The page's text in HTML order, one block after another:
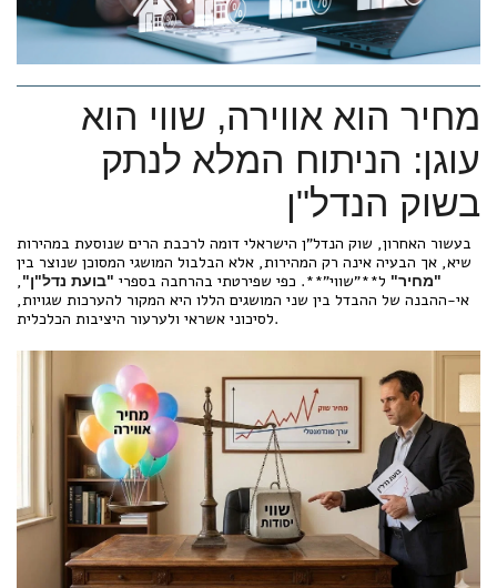
מחיר הוא אווירה, שווי הוא
עוגן: הניתוח המלא לנתק
בשוק הנדל"ן
בעשור האחרון, שוק הנדל"ן הישראלי דומה לרכבת הרים שנוסעת במהירות
שיא, אך הבעיה אינה רק המהירות, אלא הבלבול המושגי המסוכן שנוצר בין
"מחיר" ל**"שווי"**. כפי שפירטתי בהרחבה בספרי "בועת נדל"ן",
אי-ההבנה של ההבדל בין שני המושגים הללו היא המקור להערכות שגויות,
לסיכוני אשראי ולערעור היציבות הכלכלית.